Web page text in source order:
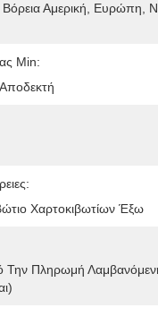
Αμερική, Ευρώπη,
Min:
Χαρτοκιβωτίων Έξω
Την Πληρωμή